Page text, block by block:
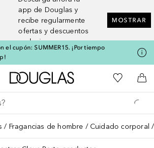
app de Douglas y
recibe regularmente
ofertas y descuentos
exclusivos
MOSTRAR
el cupón: SUMMER15. ¡Por tiempo
A Douglas HomeMi lista de
A
Fragancias de hombre Cuidado corporal